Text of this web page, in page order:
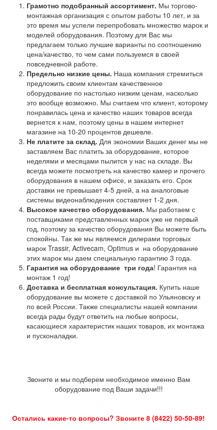
Грамотно подобранный ассортимент. Мы торгово-
монтажная организация с опытом работы 10 лет, и за
это время мы успели перепробовать множество марок и
моделей оборудования. Поэтому для Вас мы
предлагаем только лучшие варианты по соотношению
цена/качество, то чем сами пользуемся в своей
повседневной работе.
Предельно низкие цены. Наша компания стремиться
предложить своим клиентам качественное
оборудование по настолько низким ценам, насколько
это вообще возможно. Мы считаем что клиент, которому
понравилась цена и качество наших товаров всегда
вернется к нам, поэтому цены в нашем интернет
магазине на 10-20 процентов дешевле.
Не платите за склад. Для экономии Ваших денег мы не
заставляем Вас платить за оборудование, которое
неделями и месяцами пылится у нас на складе. Вы
всегда можете посмотреть на качество камер и прочего
оборудования в нашем офисе, и заказать его. Срок
доставки не превышает 4-5 дней, а на аналоговые
системы видеонаблюдения составляет 1-2 дня.
Высокое качество оборудования. Мы работаем с
поставщиками представленных марок уже не первый
год, поэтому за качество оборудования Вы можете быть
спокойны. Так же мы являемся дилерами торговых
марок Trassir, Activecam, Optimus и на оборудование
этих марок мы даем специальную гарантию 3 года.
Гарантия на оборудование три года! Гарантия на
монтаж 1 год!
Доставка и бесплатная консультация. Купить наше
оборудование вы можете с доставкой по Ульяновску и
по всей России. Также специалисты нашей компании
всегда рады будут ответить на любые вопросы,
касающиеся характеристик наших товаров, их монтажа
и пусконаладки.
Звоните и мы подберем необходимое именно Вам
оборудование под Ваши задачи!!!
Остались какие-то вопросы? Звоните 8 (8422) 50-50-89!